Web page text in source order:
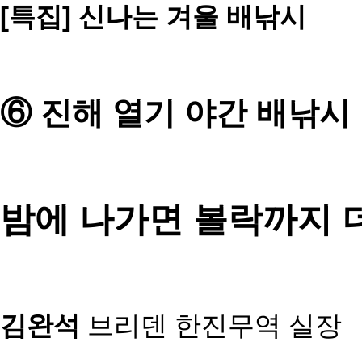
[특집] 신나는 겨울 배낚시
⑥ 진해 열기 야간 배낚시
밤에 나가면 볼락까지
김완석 브리덴 한진무역 실장